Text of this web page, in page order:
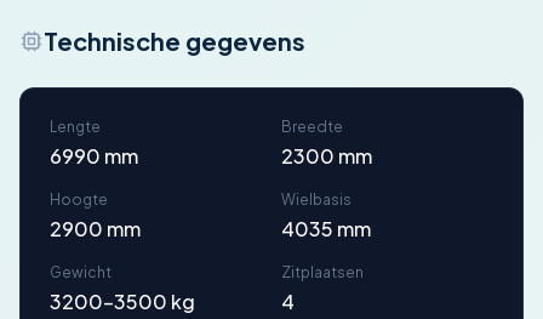
Technische gegevens
Lengte
6990 mm
Breedte
2300 mm
Hoogte
2900 mm
Wielbasis
4035 mm
Gewicht
3200-3500 kg
Zitplaatsen
4